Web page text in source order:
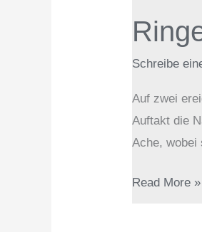
Schreibe
Auf zwei
Auftakt die
Ache, wobei
und
Read More »